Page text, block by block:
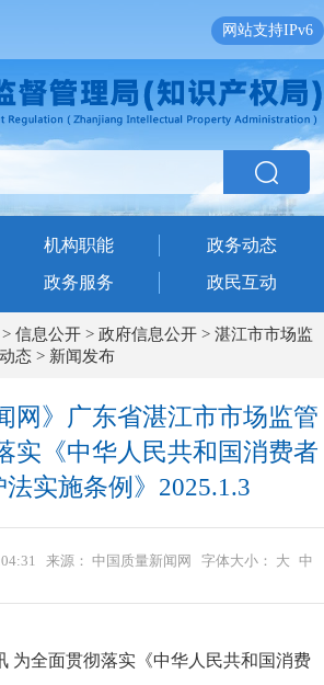
网站支持IPv6
机构职能
政务动态
政务服务 政民互动
> 信息公开 > 政府信息公开 > 湛江市市场监
态 > 新闻发布
网》广东省湛江市市场监管
实《中华人民共和国消费者
实施条例》2025.1.3
来源： 中国质量新闻网 字体大小： 大 中
全面贯彻落实《中华人民共和国消费